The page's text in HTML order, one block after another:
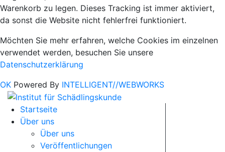
Warenkorb zu legen. Dieses Tracking ist immer aktiviert,
da sonst die Website nicht fehlerfrei funktioniert.
Möchten Sie mehr erfahren, welche Cookies im einzelnen
verwendet werden, besuchen Sie unsere
Datenschutzerklärung
OK Powered By INTELLIGENT//WEBWORKS
Startseite
Über uns
Über uns
Veröffentlichungen